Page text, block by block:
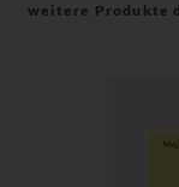
weitere Produkte